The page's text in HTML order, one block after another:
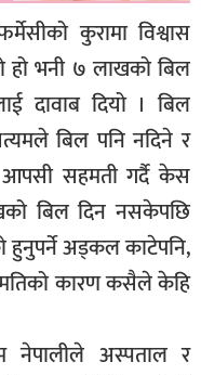
कुरामा विश्वास
भनी ७ लाखको बिल
दावाब दियो । बिल
बिल पनि नदिने र
सहमती गर्दै केस
बिल दिन नसकेपछि
हुनुपर्ने अड्कल काटेपनि,
कारण कसैले केहि
नेपालीले अस्पताल र